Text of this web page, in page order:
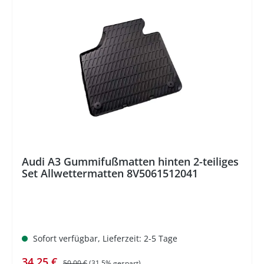
Audi A3 Gummifußmatten hinten 2-teiliges
Set Allwettermatten 8V5061512041
Sofort verfügbar, Lieferzeit: 2-5 Tage
Regulärer Preis: